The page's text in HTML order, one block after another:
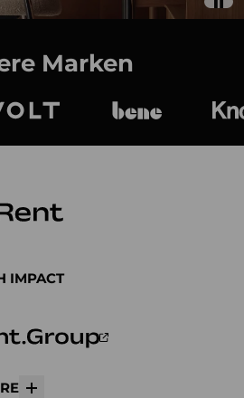
Marken
IMPACT